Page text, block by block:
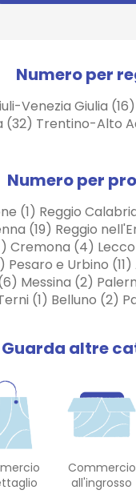
Numero per
Giulia
(32) Trentino-Alto
Numero per
(1) Reggio
(19) Reggio
(4)
e Urbino
Messina (2)
(1) Belluno (2)
Guarda altre
Commercio
all'ingrosso